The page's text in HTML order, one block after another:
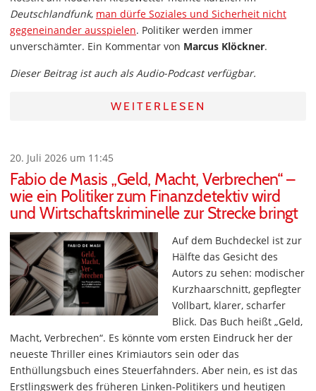
Deutschlandfunk, man dürfe Soziales und Sicherheit nicht
gegeneinander ausspielen. Politiker werden immer
unverschämter. Ein Kommentar von Marcus Klöckner.
Dieser Beitrag ist auch als Audio-Podcast verfügbar.
WEITERLESEN
20. Juli 2026 um 11:45
Fabio de Masis „Geld, Macht, Verbrechen“ –
wie ein Politiker zum Finanzdetektiv wird
und Wirtschaftskriminelle zur Strecke bringt
Auf dem Buchdeckel ist zur
Hälfte das Gesicht des
Autors zu sehen: modischer
Kurzhaarschnitt, gepflegter
Vollbart, klarer, scharfer
Blick. Das Buch heißt „Geld,
Macht, Verbrechen“. Es könnte vom ersten Eindruck her der
neueste Thriller eines Krimiautors sein oder das
Enthüllungsbuch eines Steuerfahnders. Aber nein, es ist das
Erstlingswerk des früheren Linken-Politikers und heutigen